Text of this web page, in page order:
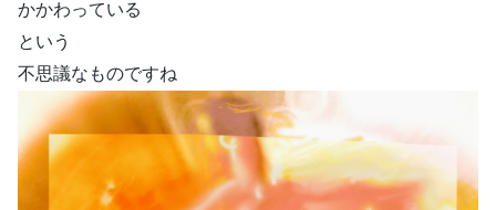
かかわっている
という
不思議なものですね